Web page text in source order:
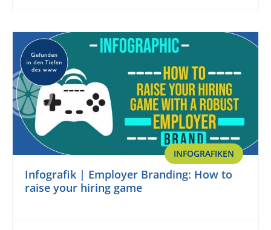
INFOGRAFIKEN
Infografik | Employer Branding: How to
raise your hiring game